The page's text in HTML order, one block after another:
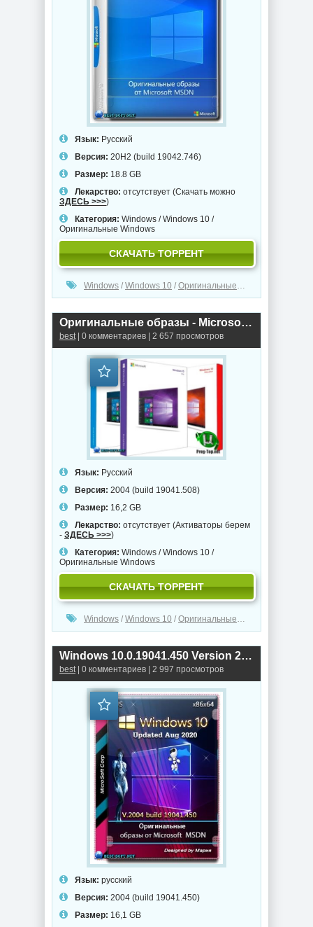
Язык: Русский
Версия: 20H2 (build 19042.746)
Размер: 18.8 GB
Лекарство: отсутствует (Скачать можно
ЗДЕСЬ >>>)
Категория: Windows /Windows 10 /
Оригинальные Windows
СКАЧАТЬ ТОРРЕНТ
Windows / Windows 10 / Оригинальные Windows
Оригинальные образы - Microsoft Windows 10.0.19041.508 Version 2004 (Updated Sept 2020)
best | 0 комментариев | 2 657 просмотров
Язык: Русский
Версия: 2004 (build 19041.508)
Размер: 16,2 GB
Лекарство: отсутствует (Активаторы берем
- ЗДЕСЬ >>>)
Категория: Windows /Windows 10 /
Оригинальные Windows
СКАЧАТЬ ТОРРЕНТ
Windows / Windows 10 / Оригинальные Windows
Windows 10.0.19041.450 Version 2004 (Август 2020) - Оригинальные образы от Microsoft MSDN
best| 0 комментариев | 2 997 просмотров
Язык: русский
Версия: 2004 (build 19041.450)
Размер: 16,1 GB